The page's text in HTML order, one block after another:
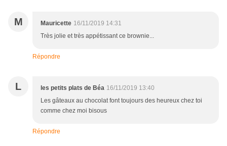
M Mauricette 16/11/2019 14:31
Très jolie et très appétissant ce brownie...
Répondre
L les petits plats de Béa 16/11/2019 13:40
Les gâteaux au chocolat font toujours des heureux chez toi
comme chez moi bisous
Répondre